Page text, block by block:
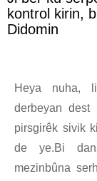
kontrol kirin,
Didomin
Heya nuha,
derbeyan dest
pirsgirêk sivik
de ye.Bi
mezinbûna